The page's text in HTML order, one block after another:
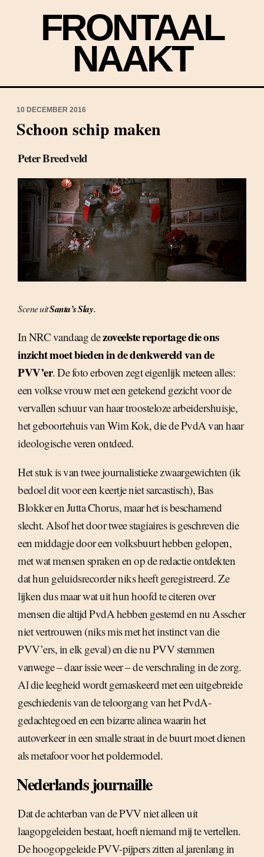
FRONTAAL
NAAKT
10 DECEMBER 2016
Schoon schip maken
Peter Breedveld
Scene uitSanta’s Slay.
In NRC vandaag dezoveelste reportage die ons
inzicht moet bieden in de denkwereld van de
PVV’er. De foto erboven zegt eigenlijk meteen alles:
een volkse vrouw met een getekend gezicht voor de
vervallen schuur van haar troosteloze arbeidershuisje,
het geboortehuis van Wim Kok, die de PvdA van haar
ideologische veren ontdeed.
Het stuk is van twee journalistieke zwaargewichten (ik
bedoel dit voor een keertje niet sarcastisch), Bas
Blokker en Jutta Chorus, maar het is beschamend
slecht. Alsof het door twee stagiaires is geschreven die
een middagje door een volksbuurt hebben gelopen,
met wat mensen spraken en op de redactie ontdekten
dat hun geluidsrecorder niks heeft geregistreerd. Ze
lijken dus maar wat uit hun hoofd te citeren over
mensen die altijd PvdA hebben gestemd en nu Asscher
niet vertrouwen (niks mis met het instinct van die
PVV’ers, in elk geval) en die nu PVV stemmen
vanwege – daar issie weer – de verschraling in de zorg.
Al die leegheid wordt gemaskeerd met een uitgebreide
geschiedenis van de teloorgang van het PvdA-
gedachtegoed en een bizarre alinea waarin het
autoverkeer in een smalle straat in de buurt moet dienen
als metafoor voor het poldermodel.
Nederlands journaille
Dat de achterban van de PVV niet alleen uit
laagopgeleiden bestaat, hoeft niemand mij te vertellen.
De hoogopgeleide PVV-pijpers zitten al jarenlang in